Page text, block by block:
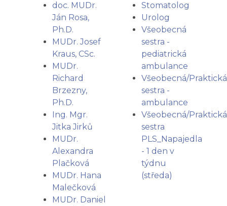
doc. MUDr.
Ján Rosa,
Ph.D.
MUDr. Josef
Kraus, CSc.
MUDr.
Richard
Brzezny,
Ph.D.
Ing. Mgr.
Jitka Jirků
MUDr.
Alexandra
Plačková
MUDr. Hana
Malečková
MUDr. Daniel
Stomatolog
Urolog
Všeobecná
sestra -
pediatrická
ambulance
Všeobecná/Praktická
sestra -
ambulance
Všeobecná/Praktická
sestra
PLS_Napajedla
- 1 den v
týdnu
(středa)